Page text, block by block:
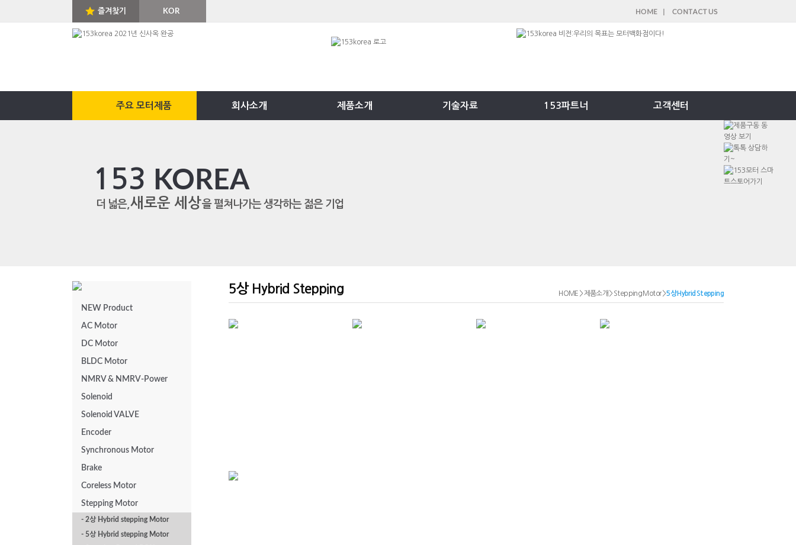
즐겨찾기 KOR
ENG
주요 모터제품 회사소개 제품소개 기술자료 153파트너 고객센터
153 KOREA
더 넓은, 새로운 세상을 펼쳐나가는 생각하는 젊은 기업
NEW Product
AC Motor
DC Motor
BLDC Motor
NMRV & NMRV-Power
Solenoid
Solenoid VALVE
Encoder
Synchronous Motor
Brake
Coreless Motor
Stepping Motor
- 2상 Hybrid stepping Motor
- 5상 Hybrid stepping Motor
5상 Hybrid Stepping HOME >제품소개 > Stepping Motor>5상 Hybrid Stepping